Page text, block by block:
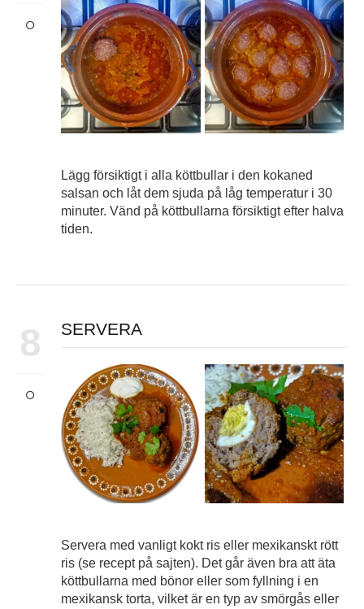
Lägg försiktigt i alla köttbullar i den kokaned
salsan och låt dem sjuda på låg temperatur i 30
minuter. Vänd på köttbullarna försiktigt efter halva
tiden.
8 SERVERA
Servera med vanligt kokt ris eller mexikanskt rött
ris (se recept på sajten). Det går även bra att äta
köttbullarna med bönor eller som fyllning i en
mexikansk torta, vilket är en typ av smörgås eller